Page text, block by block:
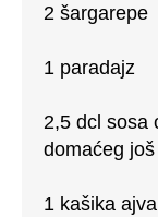
2 šargarepe
1 paradajz
2,5 dcl sosa
domaćeg
1 kašika